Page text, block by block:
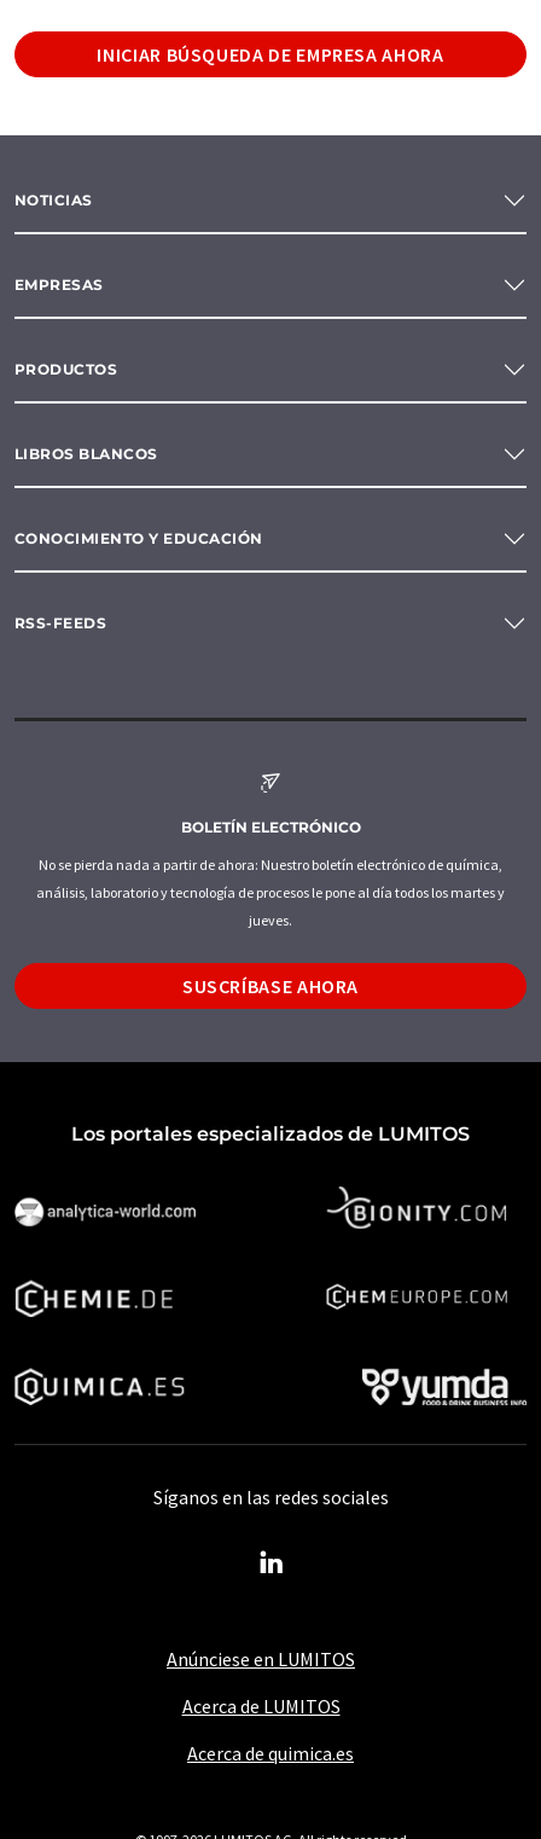
INICIAR BÚSQUEDA DE EMPRESA AHORA
NOTICIAS
EMPRESAS
PRODUCTOS
LIBROS BLANCOS
CONOCIMIENTO Y EDUCACIÓN
RSS-FEEDS
BOLETÍN ELECTRÓNICO
No se pierda nada a partir de ahora: Nuestro boletín electrónico de química,
análisis, laboratorio y tecnología de procesos le pone al día todos los martes y
jueves.
SUSCRÍBASE AHORA
Los portales especializados de LUMITOS
Anúnciese en LUMITOS
Acerca de LUMITOS
Acerca de quimica.es
Síganos en las redes sociales